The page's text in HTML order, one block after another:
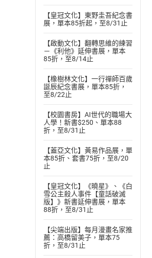
【皇冠文化】東野圭吾紀念書
展，單本85折起，至8/31止
【啟動文化】翻轉思維的練習
－《利他》延伸書展，單本
85折，至8/14止
【橡樹林文化】一行禪師百歲
誕辰紀念書展，單本85折，
至8/22止
【校園書房】AI世代的職場大
人學！新書$250、單本88
折，至8/31止
【蓋亞文化】黃易作品展，單
本85折、套書75折，至8/20
止
【皇冠文化】《曉星》、《白
雪公主殺人事件【童話破滅
版】》新書延伸書展，單本
88折，至8/31止
【尖端出版】每月漫畫名家推
薦：高橋留美子，單本75
折，至8/31止